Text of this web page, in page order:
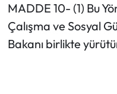
MADDE 10- (1) Bu
Çalışma ve Sosyal
Bakanı birlikte